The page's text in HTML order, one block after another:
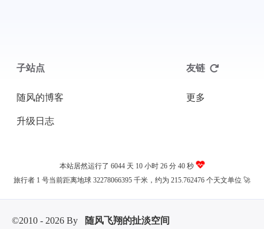
子站点
随风的博客
升级日志
友链
更多
本站居然运行了 6044 天 10 小时 26 分 40 秒
旅行者 1 号当前距离地球 32278066395 千米，约为 215.762476 个天文单位 🚀
©2010 - 2026 By 随风飞翔的扯淡空间